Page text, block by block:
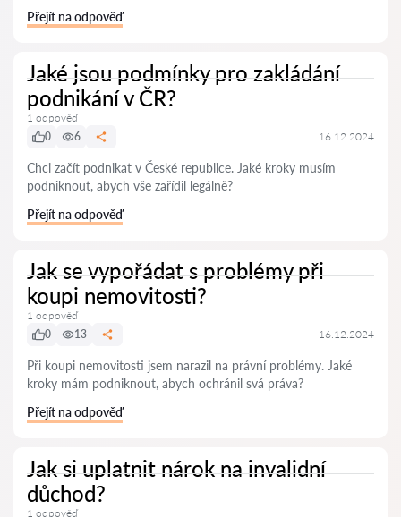
Přejít na odpověď
Jaké jsou podmínky pro zakládání
podnikání v ČR?
1 odpověď
0
6 16.12.2024
Chci začít podnikat v České republice. Jaké kroky musím
podniknout, abych vše zařídil legálně?
Přejít na odpověď
Jak se vypořádat s problémy při
koupi nemovitosti?
1 odpověď
0
13 16.12.2024
Při koupi nemovitosti jsem narazil na právní problémy. Jaké
kroky mám podniknout, abych ochránil svá práva?
Přejít na odpověď
Jak si uplatnit nárok na invalidní
důchod?
1 odpověď